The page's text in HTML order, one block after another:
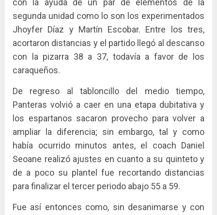
con la ayuda de un par de elementos de la
segunda unidad como lo son los experimentados
Jhoyfer Díaz y Martín Escobar. Entre los tres,
acortaron distancias y el partido llegó al descanso
con la pizarra 38 a 37, todavía a favor de los
caraqueños.
De regreso al tabloncillo del medio tiempo,
Panteras volvió a caer en una etapa dubitativa y
los espartanos sacaron provecho para volver a
ampliar la diferencia; sin embargo, tal y como
había ocurrido minutos antes, el coach Daniel
Seoane realizó ajustes en cuanto a su quinteto y
de a poco su plantel fue recortando distancias
para finalizar el tercer periodo abajo 55 a 59.
Fue así entonces como, sin desanimarse y con